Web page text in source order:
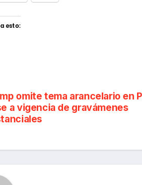
esto:
omite tema arancelario en
a vigencia de gravámenes